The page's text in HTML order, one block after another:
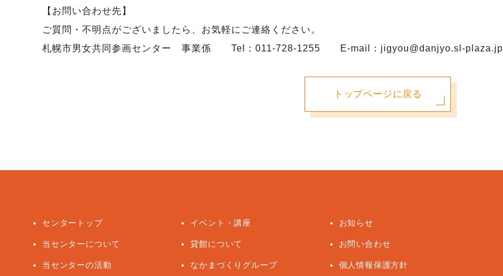
【お問い合わせ先】
ご質問・不明点がございましたら、お気軽にご連絡ください。
札幌市男女共同参画センター 事業係 Tel：011-728-1255 E-mail：jigyou@danjyo.sl-plaza.jp
トップページに戻る
センタートップ
当センターについて
当センターの活動
イベント・講座
貸館について
なかまづくりグループ
お知らせ
お問い合わせ
個人情報保護方針